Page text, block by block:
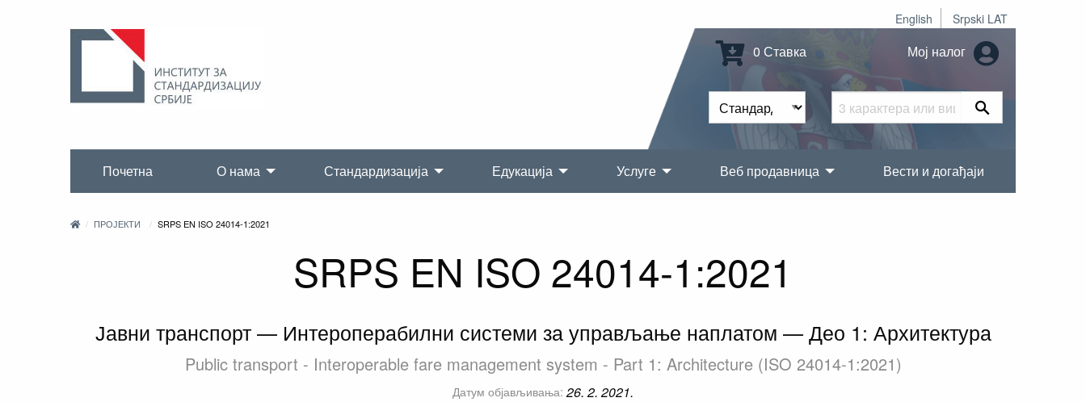
English Srpski LAT
0 Ставка Мој налог
Почетна О нама Стандардизација Едукација Услуге Веб продавница Вести и догађаји
ПРОЈЕКТИ SRPS EN ISO 24014-1:2021
SRPS EN ISO 24014-1:2021
Јавни транспорт — Интероперабилни системи за управљање наплатом — Део 1: Архитектура
Public transport - Interoperable fare management system - Part 1: Architecture (ISO 24014-1:2021)
Датум објављивања: 26. 2. 2021.